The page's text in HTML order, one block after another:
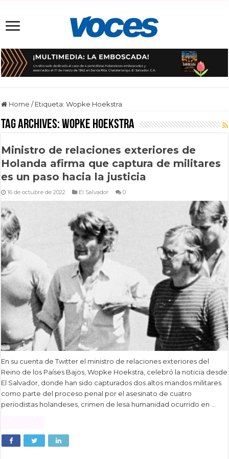
Home / Etiqueta:Wopke Hoekstra
Tag Archives:Wopke Hoekstra
Ministro de relaciones exteriores de
Holanda afirma que captura de militares
es un paso hacia la justicia
16 de octubre de 2022 El Salvador 0
En su cuenta de Twitter el ministro de relaciones exteriores del
Reino de los Países Bajos, Wopke Hoekstra, celebró la noticia desde
El Salvador, donde han sido capturados dos altos mandos militares
como parte del proceso penal por el asesinato de cuatro
periodistas holandeses, crimen de lesa humanidad ocurrido en …